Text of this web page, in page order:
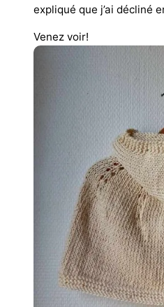
expliqué que j’ai décliné
Venez voir!